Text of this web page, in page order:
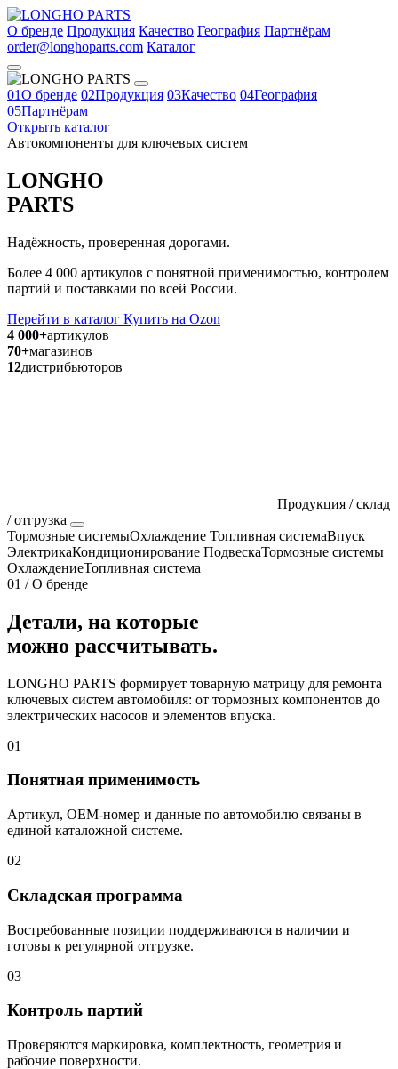
О бренде Продукция Качество География Партнёрам
order@longhoparts.com Каталог
01О бренде 02Продукция 03Качество 04География
05Партнёрам
Открыть каталог
Автокомпоненты для ключевых систем
LONGHO
PARTS
Надёжность, проверенная дорогами.
Более 4 000 артикулов с понятной применимостью, контролем
партий и поставками по всей России.
Перейти в каталог Купить на Ozon
4 000+артикулов
70+магазинов
12дистрибьюторов
Продукция / склад
/ отгрузка
Тормозные системыОхлаждение Топливная системаВпуск
ЭлектрикаКондиционирование ПодвескаТормозные системы
ОхлаждениеТопливная система
01 / О бренде
Детали, на которые
можно рассчитывать.
LONGHO PARTS формирует товарную матрицу для ремонта
ключевых систем автомобиля: от тормозных компонентов до
электрических насосов и элементов впуска.
01
Понятная применимость
Артикул, OEM-номер и данные по автомобилю связаны в
единой каталожной системе.
02
Складская программа
Востребованные позиции поддерживаются в наличии и
готовы к регулярной отгрузке.
03
Контроль партий
Проверяются маркировка, комплектность, геометрия и
рабочие поверхности.